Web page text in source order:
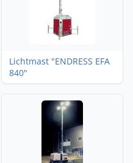
Lichtmast "ENDRESS EFA
840"